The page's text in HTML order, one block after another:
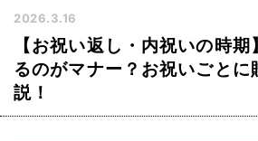
2026.3.16
【お祝い返し・内祝いの時
るのがマナー？お祝いごとに
説！